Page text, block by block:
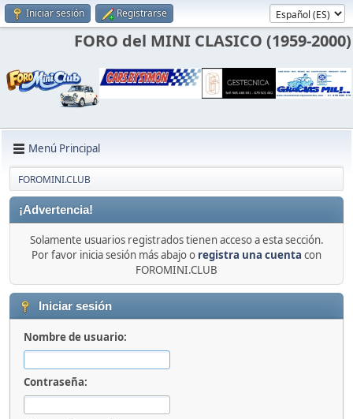
Iniciar sesión Registrarse
FORO del MINI CLASICO (1959-2000)
Menú Principal
FOROMINI.CLUB
¡Advertencia!
Solamente usuarios registrados tienen acceso a esta sección.
Por favor inicia sesión más abajo o registra una cuenta con
FOROMINI.CLUB
Iniciar sesión
Nombre de usuario:
Contraseña: